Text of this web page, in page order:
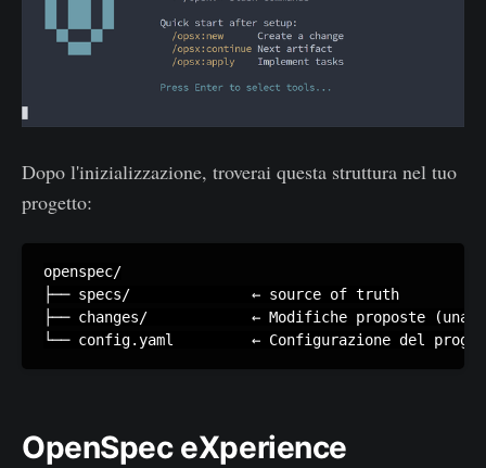
Dopo l'inizializzazione, troverai questa struttura nel tuo
progetto:
openspec/
├── specs/              ← source of truth
├── changes/            ← Modifiche proposte (una
OpenSpec eXperience